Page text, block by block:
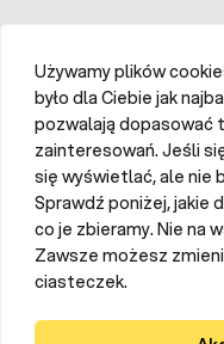
Używamy plików
było dla Ciebie jak
pozwalają dopasować
zainteresowań. Jeśli
się wyświetlać, ale nie
Sprawdź poniżej, jakie
co je zbieramy. Nie na
Zawsze możesz
ciasteczek.